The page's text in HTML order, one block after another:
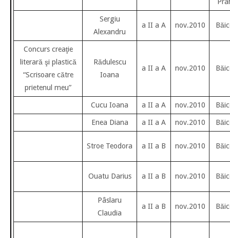
Sergiu
Alexandru
a II a A nov.2010
Concurs creaţie
literară şi plastică
“Scrisoare către
prietenul meu”
Rădulescu
Ioana
a II a A nov.2010
Cucu Ioana a II a A nov.2010
Enea Diana a II a A nov.2010
Stroe Teodora a II a B nov.2010
Ouatu Darius a II a B nov.2010
Pâslaru
Claudia
a II a B nov.2010